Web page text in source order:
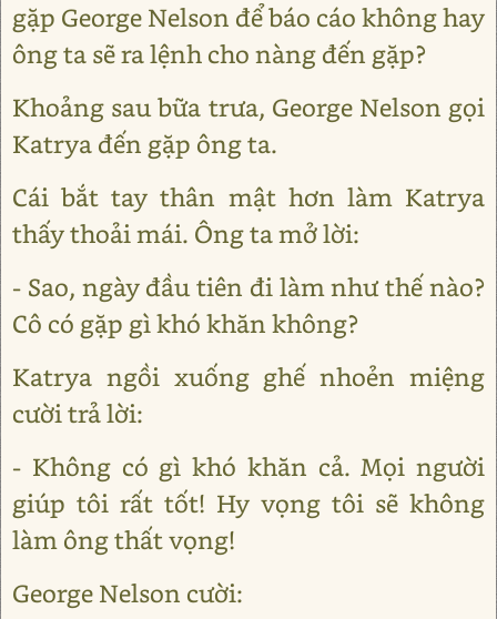
gặp George Nelson để báo cáo không hay
ông ta sẽ ra lệnh cho nàng đến gặp?
Khoảng sau bữa trưa, George Nelson gọi
Katrya đến gặp ông ta.
Cái bắt tay thân mật hơn làm Katrya
thấy thoải mái. Ông ta mở lời:
- Sao, ngày đầu tiên đi làm như thế nào?
Cô có gặp gì khó khăn không?
Katrya ngồi xuống ghế nhoẻn miệng
cười trả lời:
- Không có gì khó khăn cả. Mọi người
giúp tôi rất tốt! Hy vọng tôi sẽ không
làm ông thất vọng!
George Nelson cười: